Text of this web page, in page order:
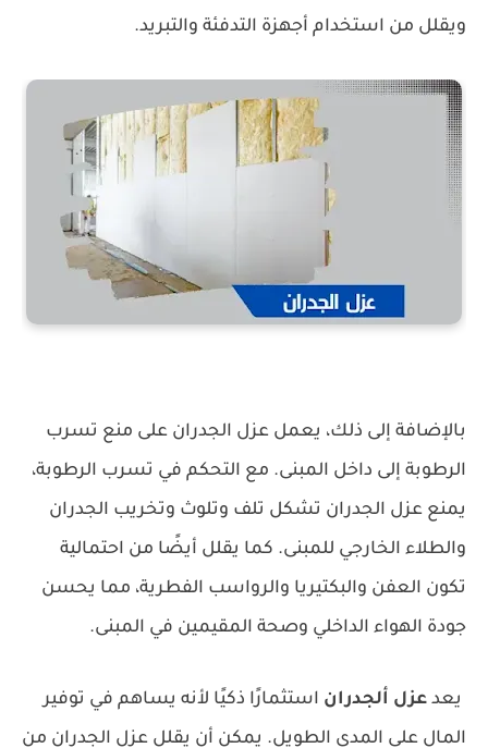
ويقلل من استخدام أجهزة التدفئة والتبريد.
بالإضافة إلى ذلك، يعمل عزل الجدران على منع تسرب
الرطوبة إلى داخل المبنى. مع التحكم في تسرب الرطوبة،
يمنع عزل الجدران تشكل تلف وتلوث وتخريب الجدران
والطلاء الخارجي للمبنى. كما يقلل أيضًا من احتمالية
تكون العفن والبكتيريا والرواسب الفطرية، مما يحسن
جودة الهواء الداخلي وصحة المقيمين في المبنى.
يعد عزل ألجدران استثمارًا ذكيًا لأنه يساهم في توفير
المال على المدى الطويل. يمكن أن يقلل عزل الجدران من